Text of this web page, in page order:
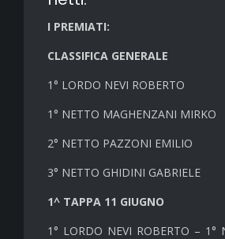
I PREMIATI:
CLASSIFICA GENERALE
1° LORDO NEVI ROBERTO
1° NETTO MAGHENZANI MIRKO
2° NETTO PAZZONI EMILIO
3° NETTO GHIDINI GABRIELE
1^ TAPPA 11 GIUGNO
1° LORDO NEVI ROBERTO – 1°